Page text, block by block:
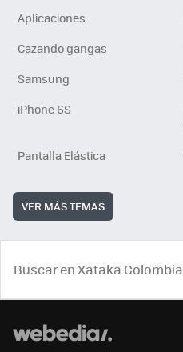
Aplicaciones
Cazando gangas
Samsung
iPhone 6S
Pantalla Elástica
VER MÁS TEMAS